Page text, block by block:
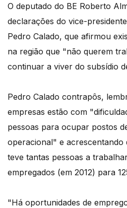
O deputado do BE Roberto
declarações do vice-
Pedro Calado, que afirmou
na região que "não querem
continuar a viver do subsídio
Pedro Calado contrapôs,
empresas estão com
pessoas para ocupar postos
operacional" e acrescentando
teve tantas pessoas a
empregados (em 2012) para
"Há oportunidades de